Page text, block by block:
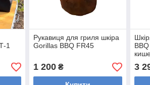
1
Рукавиця для гриля шкіра
Gorillas BBQ FR45
1 200₴ 3